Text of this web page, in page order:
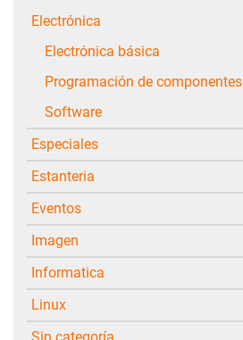
Electrónica
Electrónica básica
Programación de componentes
Software
Especiales
Estanteria
Eventos
Imagen
Informatica
Linux
Sin categoría